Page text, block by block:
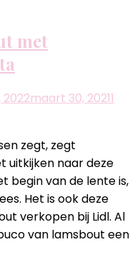
met
maart 30, 20211
zegt, zegt
uitkijken naar deze
begin van de lente is,
Het is ook deze
verkopen bij Lidl. Al
van lamsbout een